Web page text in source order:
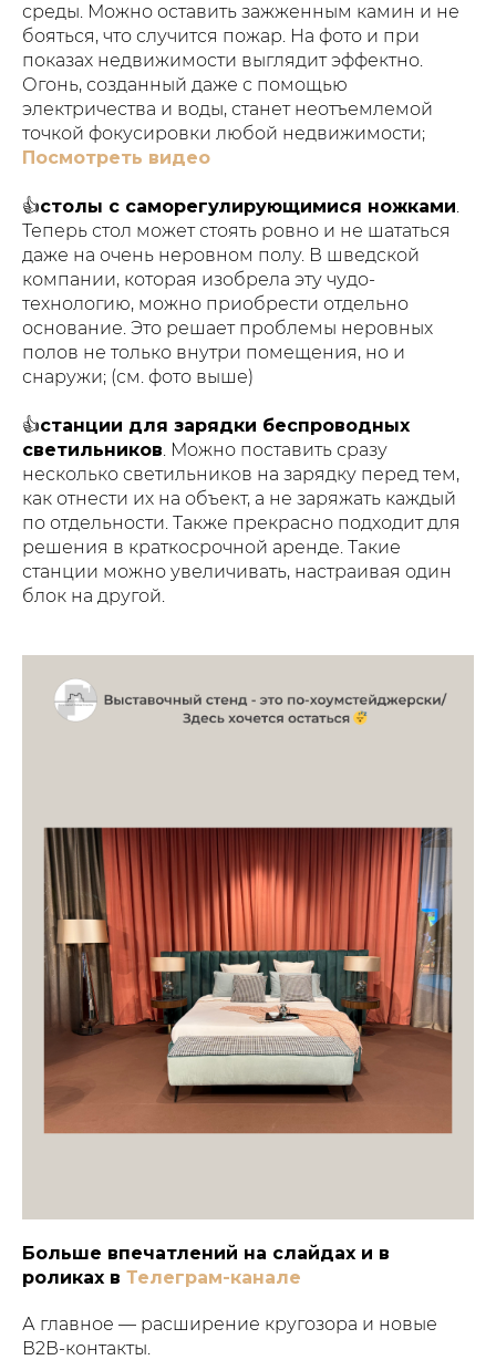
среды. Можно оставить зажженным камин и не
бояться, что случится пожар. На фото и при
показах недвижимости выглядит эффектно.
Огонь, созданный даже с помощью
электричества и воды, станет неотъемлемой
точкой фокусировки любой недвижимости;
Посмотреть видео
👍столы с саморегулирующимися ножками.
Теперь стол может стоять ровно и не шататься
даже на очень неровном полу. В шведской
компании, которая изобрела эту чудо-
технологию, можно приобрести отдельно
основание. Это решает проблемы неровных
полов не только внутри помещения, но и
снаружи; (см. фото выше)
👍станции для зарядки беспроводных
светильников. Можно поставить сразу
несколько светильников на зарядку перед тем,
как отнести их на объект, а не заряжать каждый
по отдельности. Также прекрасно подходит для
решения в краткосрочной аренде. Такие
станции можно увеличивать, настраивая один
блок на другой.
Больше впечатлений на слайдах и в
роликах в Телеграм-канале
А главное — расширение кругозора и новые
В2В-контакты.